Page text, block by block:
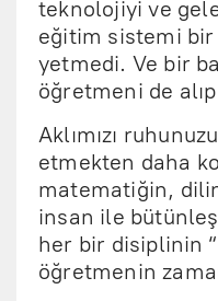
teknolojiyi ve
eğitim sistemi bir
yetmedi. Ve bir
öğretmeni de
Aklımızı
etmekten daha
matematiğin,
insan ile
her bir disiplinin
öğretmenin